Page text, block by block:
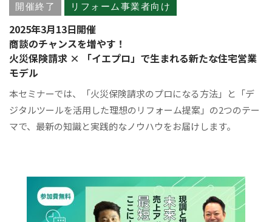
開催終了 リフォーム事業者向け
2025年3月13日開催
商談のチャンスを増やす！
火災保険請求 × 「イエプロ」で生まれる新たな住宅営業
モデル
本セミナーでは、「火災保険請求のプロになる方法」と「デ
ジタルツールを活用した理想のリフォーム提案」の2つのテー
マで、最新の知識と実践的なノウハウをお届けします。